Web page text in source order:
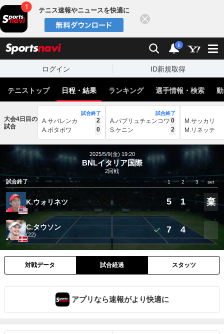
テニス速報やニュースを快適に
検索 通知
i
ログイン ID新規取得
テニストップ 日程・結果 ランキング 選手情報・検索
大会4日目の
試合
試合終了
A.サバレンカ
2
A.ポタポワ
0
試合終了
A.パブリュチェンコワ 0
S.ケニン
2
M.サッカリ
M.リネッテ
2025/5/9(金) 19:20
BNLイタリア国際
2回戦
試合終了
1 2 3 set
K.ウォリネツ 5 1 棄
C.タウソン
(22) 7 4
対戦データ 試合経過 スタッツ
アプリなら速報がより快適に